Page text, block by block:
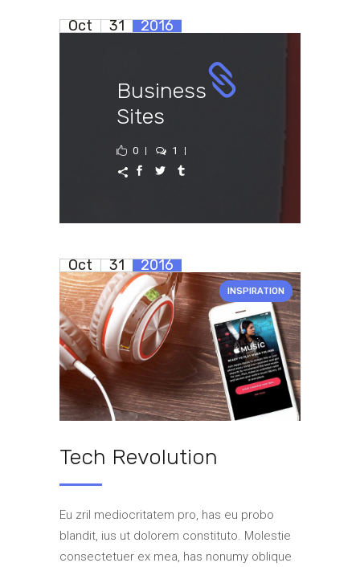
Oct 31 2016
Business
Sites
0 1
Oct 31 2016
INSPIRATION
Tech Revolution
Eu zril mediocritatem pro, has eu probo
blandit, ius ut dolorem constituto. Molestie
consectetuer ex mea, has nonumy oblique